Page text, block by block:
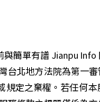
簡單有譜 Jianpu
北地方法院為第一審
定之棄權。若任何